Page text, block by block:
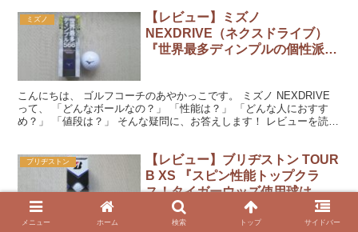
ミズノ
【レビュー】ミズノ
NEXDRIVE（ネクスドライブ）
『世界最多ディンプルの個性派ボ
こんにちは、 ゴルフコーチのあやかっこです。 ミズノ NEXDRIVE
って、 「どんなボールなの？」 「性能は？」 「どんな人におすす
め？」 「値段は？」 そんな疑問に、お答えします！ レビューを読ん
ブリヂストン
【レビュー】ブリヂストン TOUR
B XS 『スピン性能トップクラ
ス！タイガーウッズ使用球は、子
猫ちゃん？』
メニュー ホーム 検索 トップ サイドバー